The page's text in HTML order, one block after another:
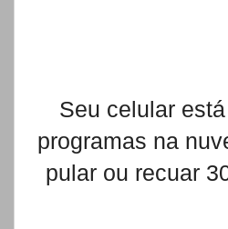
Seu celular
programas na
pular ou recuar